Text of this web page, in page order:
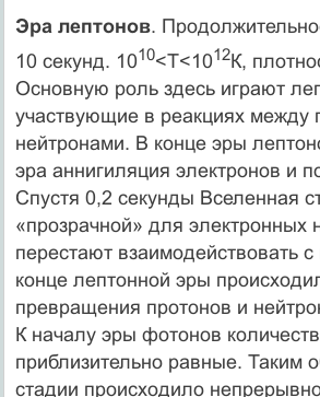
Эра лептонов.
10 секунд. 1010<Т<1012К,
Основную роль здесь играют
участвующие в реакциях между
нейтронами. В конце эры
эра аннигиляция электронов и
Спустя 0,2 секунды Вселенная
«прозрачной» для электронных
перестают взаимодействовать
конце лептонной эры
превращения протонов и
К началу эры фотонов
приблизительно равные. Таким
стадии происходило